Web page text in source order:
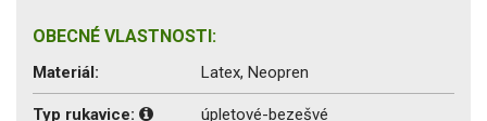
OBECNÉ VLASTNOSTI:
Materiál: Latex, Neopren
Typ rukavice: úpletové-bezešvé